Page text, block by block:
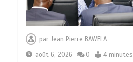
parJean Pierre BAWELA
août 6, 2026
0 4 minutes